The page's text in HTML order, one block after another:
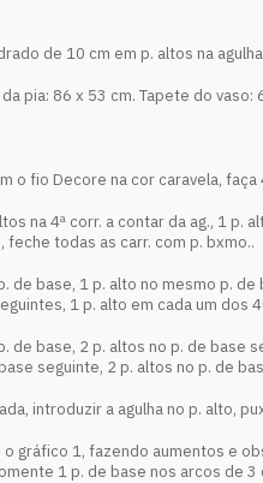
de 10 cm em p. altos na
pia: 86 x 53 cm. Tapete do vaso:
o fio Decore na cor caravela,
na 4ª corr. a contar da ag., 1
feche todas as carr. com p. bxmo..
de base, 1 p. alto no mesmo p.
1 p. alto em cada um dos
de base, 2 p. altos no p. de
seguinte, 2 p. altos no p. de
introduzir a agulha no p. alto,
o gráfico 1, fazendo aumentos e
1 p. de base nos arcos de